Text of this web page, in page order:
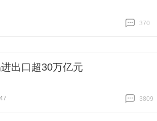
370
出口超30万亿元
3809